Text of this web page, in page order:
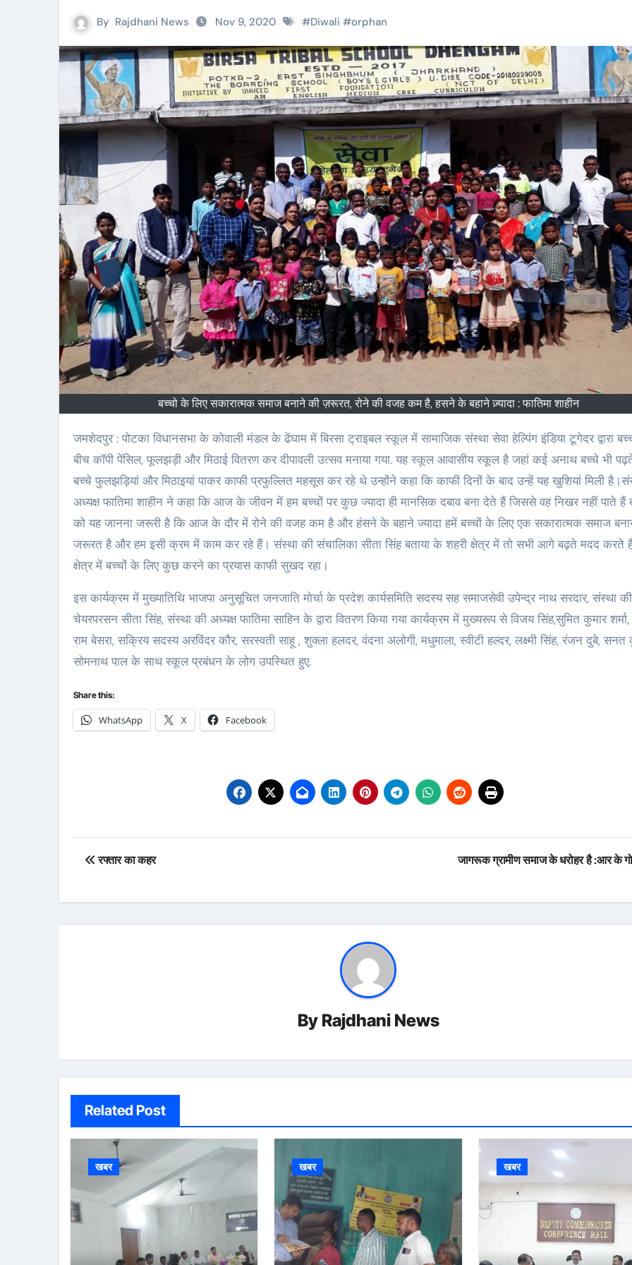
By Rajdhani News Nov 9, 2020 #Diwali #orphan
बच्चो के लिए सकारात्मक समाज बनाने की ज़रूरत, रोने की वजह कम है, हसने के बहाने ज़्यादा : फातिमा शाहीन
जमशेदपुर : पोटका विधानसभा के कोवाली मंडल के ढेंघाम में बिरसा ट्राइबल स्कूल में सामाजिक संस्था सेवा हेल्पिंग इंडिया टूगेदर द्वारा बच्चो के
बीच कॉपी पेंसिल, फूलझड़ी और मिठाई वितरण कर दीपावली उत्सव मनाया गया. यह स्कूल आवासीय स्कूल है जहां कई अनाथ बच्चे भी
बच्चे फुलझड़ियां और मिठाइयां पाकर काफी प्रफुल्लित महसूस कर रहे थे उन्होंने कहा कि काफी दिनों के बाद उन्हें यह खुशियां मिली
अध्यक्ष फातिमा शाहीन ने कहा कि आज के जीवन में हम बच्चों पर कुछ ज्यादा ही मानसिक दबाव बना देते हैं जिससे वह निखर नहीं पाते हैं
को यह जानना जरूरी है कि आज के दौर में रोने की वजह कम है और हंसने के बहाने ज्यादा हमें बच्चों के लिए एक सकारात्मक समाज
जरूरत है और हम इसी क्रम में काम कर रहे हैं। संस्था की संचालिका सीता सिंह बताया के शहरी क्षेत्र में तो सभी आगे बढ़ते मदद करते
क्षेत्र में बच्चों के लिए कुछ करने का प्रयास काफी सुखद रहा।
इस कार्यक्रम में मुख्यातिथि भाजपा अनुसूचित जनजाति मोर्चा के प्रदेश कार्यसमिति सदस्य सह समाजसेवी उपेन्द्र नाथ सरदार, संस्था की
चेयरपरसन सीता सिंह, संस्था की अध्यक्ष फातिमा साहिन के द्वारा वितरण किया गया कार्यक्रम में मुख्यरूप से विजय सिंह,सुमित कुमार
राम बेसरा, सक्रिय सदस्य अरविंदर कौर, सरस्वती साहू , शुक्ला हलदर, वंदना अलोगी, मधुमाला, स्वीटी हल्दर, लक्ष्मी सिंह, रंजन दुबे, सनत
सोमनाथ पाल के साथ स्कूल प्रबंधन के लोग उपस्थित हुए.
Share this:
WhatsApp X Facebook
Post
रफ्तार का कहर जागरूक ग्रामीण समाज के धरोहर है :आर के
By Rajdhani News
Related Post
खबर खबर खबर